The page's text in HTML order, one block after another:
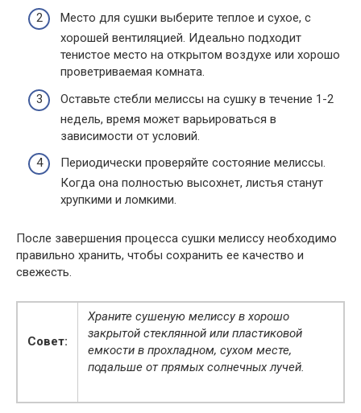
Место для сушки выберите теплое и сухое, с
хорошей вентиляцией. Идеально подходит
тенистое место на открытом воздухе или хорошо
проветриваемая комната.
Оставьте стебли мелиссы на сушку в течение 1-2
недель, время может варьироваться в
зависимости от условий.
Периодически проверяйте состояние мелиссы.
Когда она полностью высохнет, листья станут
хрупкими и ломкими.
После завершения процесса сушки мелиссу необходимо
правильно хранить, чтобы сохранить ее качество и
свежесть.
Совет:
Храните сушеную мелиссу в хорошо
закрытой стеклянной или пластиковой
емкости в прохладном, сухом месте,
подальше от прямых солнечных лучей.